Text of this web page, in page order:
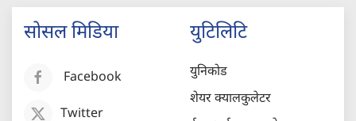
सोसल मिडिया
Facebook
Twitter
युटिलिटि
युनिकोड
शेयर क्यालकुलेटर